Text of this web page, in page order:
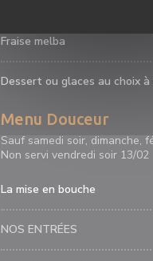
Fraise melba
Dessert ou glaces au choix
Menu Douceur
Sauf samedi soir, dimanche,
Non servi vendredi soir 13/02
La mise en bouche
NOS ENTRÉES